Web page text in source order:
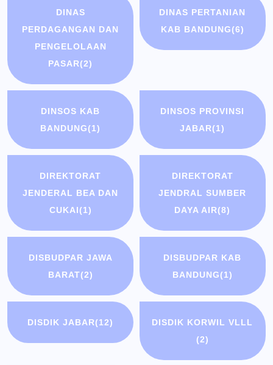
DINAS
PERDAGANGAN DAN
PENGELOLAAN
PASAR(2)
DINAS PERTANIAN
KAB BANDUNG(6)
DINSOS KAB
BANDUNG(1)
DINSOS PROVINSI
JABAR(1)
DIREKTORAT
JENDERAL BEA DAN
CUKAI(1)
DIREKTORAT
JENDRAL SUMBER
DAYA AIR(8)
DISBUDPAR JAWA
BARAT(2)
DISBUDPAR KAB
BANDUNG(1)
DISDIK JABAR(12)
DISDIK KORWIL VLLL
(2)